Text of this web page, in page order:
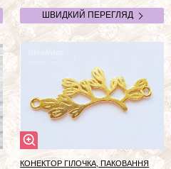
ШВИДКИЙ ПЕРЕГЛЯД
КОНЕКТОР ГІЛОЧКА, ПАКОВАННЯ